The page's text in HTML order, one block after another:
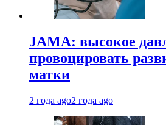
JAMA: высокое
провоцировать
матки
2 года ago2 года ago